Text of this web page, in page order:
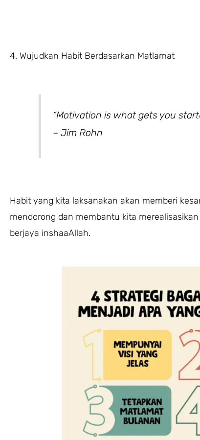
4. Wujudkan Habit Berdasarkan Matlamat
“Motivation is what gets you
– Jim Rohn
Habit yang kita laksanakan akan memberi
mendorong dan membantu kita
berjaya inshaaAllah.